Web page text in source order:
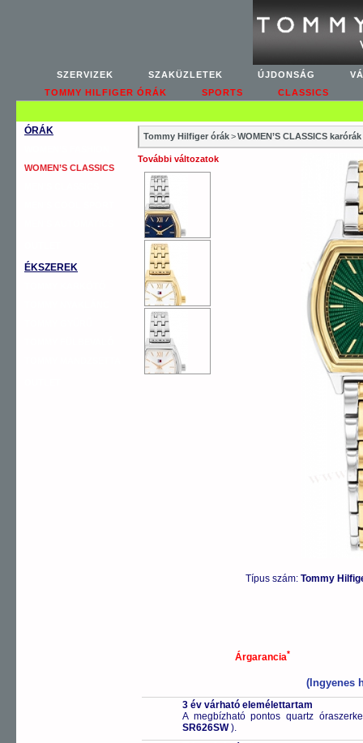
SZERVIZEK SZAKÜZLETEK ÚJDONSÁG
TOMMY HILFIGER ÓRÁK
SPORTS CLASSICS
ÓRÁK
WOMEN’S CLASSICS
ÉKSZEREK
Tommy Hilfiger órák>WOMEN’S CLASSICS karórák
További változatok
Típus szám: Tommy
Árgarancia*
(Ingyenes
3 év várható elemélettartam
A megbízható pontos quartz
SR626SW).